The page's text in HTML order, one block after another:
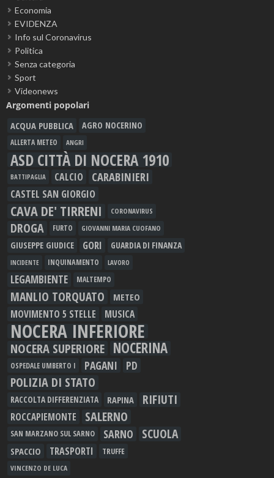
Economia
EVIDENZA
Info sul Coronavirus
Politica
Senza categoria
Sport
Videonews
Argomenti popolari
ACQUA PUBBLICA AGRO NOCERINO
ALLERTA METEO ANGRI
ASD CITTÀ DI NOCERA 1910
BATTIPAGLIA CALCIO CARABINIERI
CASTEL SAN GIORGIO
CAVA DE' TIRRENI CORONAVIRUS
DROGA FURTO GIOVANNI MARIA CUOFANO
GIUSEPPE GIUDICE GORI GUARDIA DI FINANZA
INCIDENTE INQUINAMENTO LAVORO
LEGAMBIENTE MALTEMPO
MANLIO TORQUATO METEO
MOVIMENTO 5 STELLE MUSICA
NOCERA INFERIORE
NOCERA SUPERIORE NOCERINA
OSPEDALE UMBERTO I PAGANI PD
POLIZIA DI STATO
RACCOLTA DIFFERENZIATA RAPINA RIFIUTI
ROCCAPIEMONTE SALERNO
SAN MARZANO SUL SARNO SARNO SCUOLA
SPACCIO TRASPORTI TRUFFE
VINCENZO DE LUCA